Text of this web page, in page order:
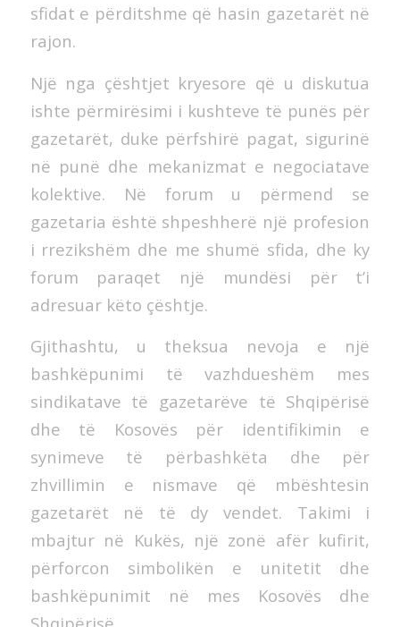
sfidat e përditshme që hasin gazetarët në
rajon.
Një nga çështjet kryesore që u diskutua
ishte përmirësimi i kushteve të punës për
gazetarët, duke përfshirë pagat, sigurinë
në punë dhe mekanizmat e negociatave
kolektive. Në forum u përmend se
gazetaria është shpeshherë një profesion
i rrezikshëm dhe me shumë sfida, dhe ky
forum paraqet një mundësi për t’i
adresuar këto çështje.
Gjithashtu, u theksua nevoja e një
bashkëpunimi të vazhdueshëm mes
sindikatave të gazetarëve të Shqipërisë
dhe të Kosovës për identifikimin e
synimeve të përbashkëta dhe për
zhvillimin e nismave që mbështesin
gazetarët në të dy vendet. Takimi i
mbajtur në Kukës, një zonë afër kufirit,
përforcon simbolikën e unitetit dhe
bashkëpunimit në mes Kosovës dhe